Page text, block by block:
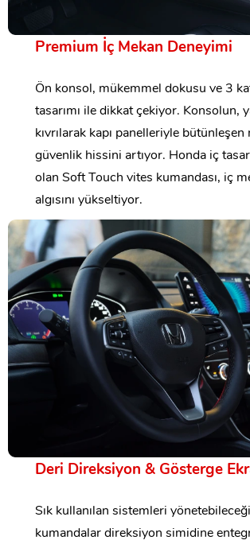
Premium İç Mekan Deneyimi
Ön konsol, mükemmel dokusu ve 3
tasarımı ile dikkat çekiyor. Konsolun,
kıvrılarak kapı panelleriyle
güvenlik hissini artıyor. Honda iç
olan Soft Touch vites kumandası, iç
algısını yükseltiyor.
Deri Direksiyon & Gösterge
Sık kullanılan sistemleri
kumandalar direksiyon simidine